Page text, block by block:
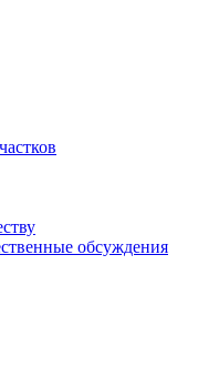
обсуждения